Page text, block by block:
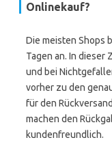
Onlinekauf?
Die meisten Shops
Tagen an. In dieser
und bei
vorher zu den
für den
machen den
kundenfreundlich.